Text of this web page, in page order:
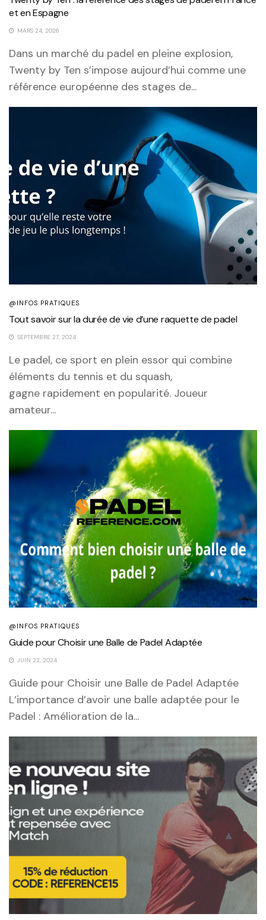
et en Espagne
MARS 24, 2026
Dans un marché du padel en pleine explosion,
Twenty by Ten s’impose aujourd’hui comme une
référence européenne des stages de...
@INFOS PRATIQUES
Tout savoir sur la durée de vie d’une raquette de padel
SEPTEMBRE 27, 2024
Le padel, ce sport en plein essor qui combine
éléments du tennis et du squash,
gagne rapidement en popularité. Joueur
amateur...
@INFOS PRATIQUES
Guide pour Choisir une Balle de Padel Adaptée
JUIN 22, 2024
Guide pour Choisir une Balle de Padel Adaptée
L’importance d’avoir une balle adaptée pour le
Padel : Amélioration de la...